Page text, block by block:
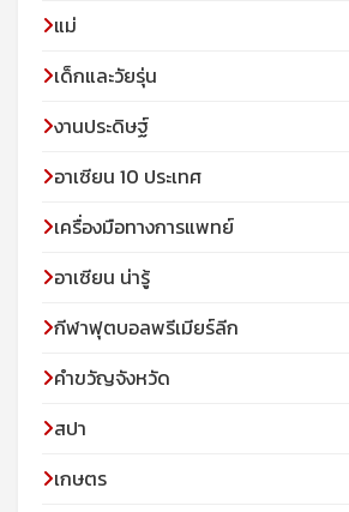
แม่
เด็กและวัยรุ่น
งานประดิษฐ์
อาเซียน 10 ประเทศ
เครื่องมือทางการแพทย์
อาเซียน น่ารู้
กีฬาฟุตบอลพรีเมียร์ลีก
คำขวัญจังหวัด
สปา
เกษตร